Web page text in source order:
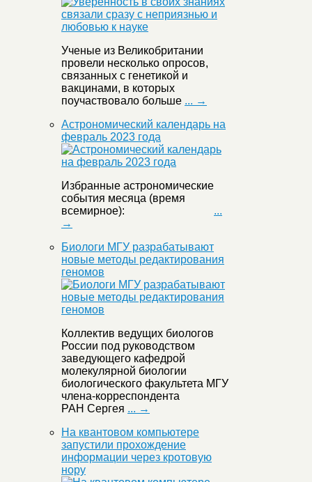
Ученые из Великобритании
провели несколько опросов,
связанных с генетикой и
вакцинами, в которых
поучаствовало больше ... →
Астрономический календарь на
февраль 2023 года
Избранные астрономические
события месяца (время
всемирное): ...
→
Биологи МГУ разрабатывают
новые методы редактирования
геномов
Коллектив ведущих биологов
России под руководством
заведующего кафедрой
молекулярной биологии
биологического факультета МГУ
члена-корреспондента
РАН Сергея ... →
На квантовом компьютере
запустили прохождение
информации через кротовую
нору